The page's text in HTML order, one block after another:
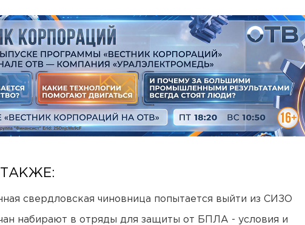
свердловская чиновница попытается выйти из СИЗО
набирают в отряды для защиты от БПЛА - условия и